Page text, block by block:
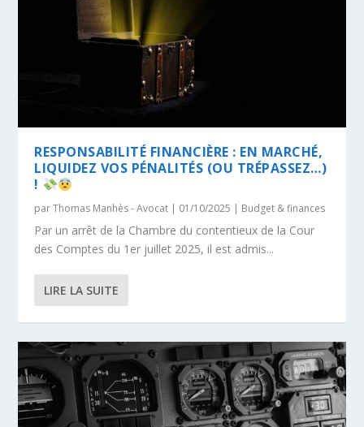
RESPONSABILITÉ FINANCIÈRE : EN MARCHÉ,
LIQUIDEZ VOS PÉNALITÉS (OU TRÉPASSEZ…)
!
parThomas Manhès - Avocat | 01/10/2025 | Budget & finances
Par un arrêt de la Chambre du contentieux de la Cour
des Comptes du 1er juillet 2025, il est admis...
LIRE LA SUITE